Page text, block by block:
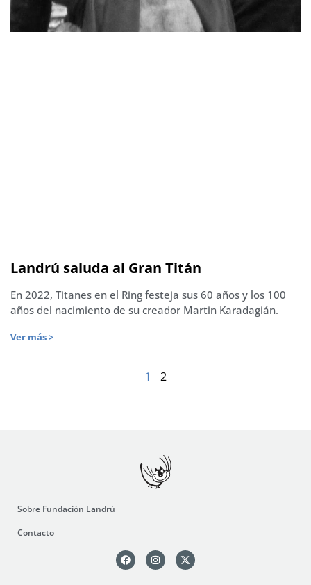
Landrú saluda al Gran Titán
En 2022, Titanes en el Ring festeja sus 60 años y los 100
años del nacimiento de su creador Martin Karadagián.
Ver más >
1 2
Sobre Fundación Landrú
Contacto